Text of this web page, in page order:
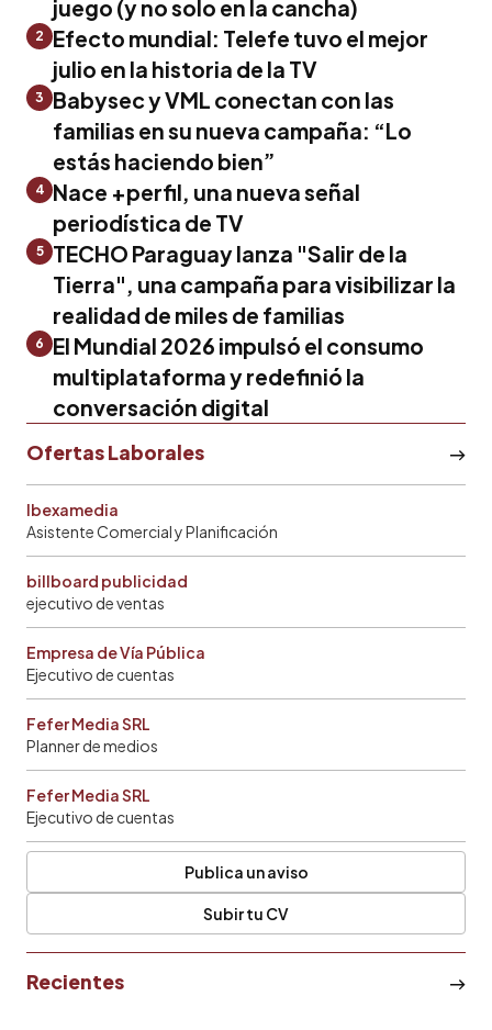
juego (y no solo en la cancha)
2
Efecto mundial: Telefe tuvo el mejor
julio en la historia de la TV
3
Babysec y VML conectan con las
familias en su nueva campaña: “Lo
estás haciendo bien”
4 Nace +perfil, una nueva señal
periodística de TV
5
TECHO Paraguay lanza "Salir de la
Tierra", una campaña para visibilizar la
realidad de miles de familias
6
El Mundial 2026 impulsó el consumo
multiplataforma y redefinió la
conversación digital
Ofertas Laborales
Ibexamedia
Asistente Comercial y Planificación
billboard publicidad
ejecutivo de ventas
Empresa de Vía Pública
Ejecutivo de cuentas
Fefer Media SRL
Planner de medios
Fefer Media SRL
Ejecutivo de cuentas
Publica un aviso
Subir tu CV
Recientes